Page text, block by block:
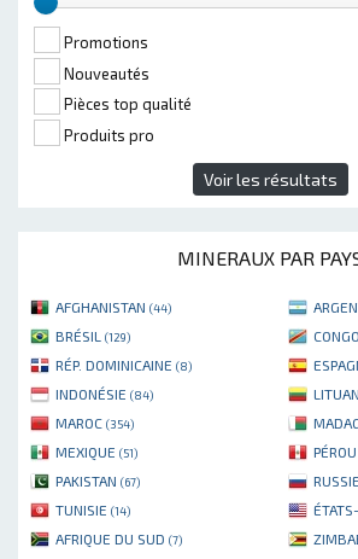
Promotions
Nouveautés
Pièces top qualité
Produits pro
Voir les résultats
MINERAUX PAR
AFGHANISTAN (44)
BRÉSIL (129)
RÉP. DOMINICAINE (8)
INDONÉSIE (84)
MAROC (354)
MEXIQUE (51) PÉROU
PAKISTAN (67) RUSSIE
TUNISIE (14)
AFRIQUE DU SUD (7)